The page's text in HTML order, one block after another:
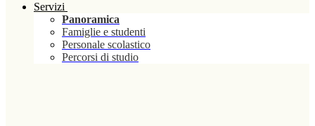
Servizi
Panoramica
Famiglie e studenti
Personale scolastico
Percorsi di studio